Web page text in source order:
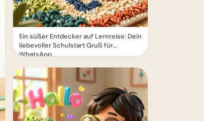
Ein süßer Entdecker auf Lernreise: Dein
liebevoller Schulstart Gruß für
WhatsApp